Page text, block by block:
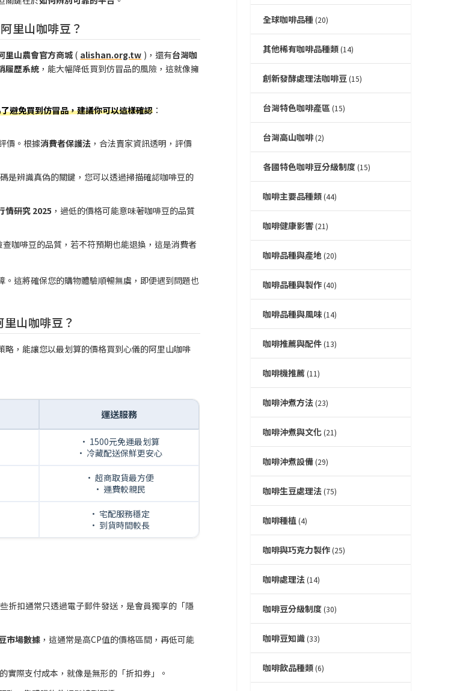
里山咖啡豆？
里山農會官方商城( alishan.org.tw )，還有台灣咖
履歷系統 ，能大幅降低買到仿冒品的風險，這就像擁
避免買到仿冒品，建議你可以這樣確認 ：
價。根據消費者保護法 ，合法賣家資訊透明，評價
是辨識真偽的關鍵，您可以透過掃描確認咖啡豆的
情研究 2025 ，過低的價格可能意味著咖啡豆的品質
咖啡豆的品質，若不符預期也能退換，這是消費者
這將確保您的購物體驗順暢無虞，即便遇到問題也
山咖啡豆？
，能讓您以最划算的價格買到心儀的阿里山咖啡
運送服務
• 1500元免運最划算
• 冷藏配送保鮮更安心
• 超商取貨最方便
• 運費較親民
• 宅配服務穩定
• 到貨時間較長
扣通常只透過電子郵件發送，是會員獨享的「隱
市場數據 ，這通常是高CP值的價格區間，再低可能
際支付成本，就像是無形的「折扣券」。
全球咖啡品種 (20)
其他稀有咖啡品種類(14)
創新發酵處理法咖啡豆(15)
台灣特色咖啡產區 (15)
台灣高山咖啡(2)
各國特色咖啡豆分級制度(15)
咖啡主要品種類(44)
咖啡健康影響(21)
咖啡品種與產地(20)
咖啡品種與製作(40)
咖啡品種與風味(14)
咖啡推薦與配件(13)
咖啡機推薦(11)
咖啡沖煮方法(23)
咖啡沖煮與文化(21)
咖啡沖煮設備(29)
咖啡生豆處理法(75)
咖啡種植 (4)
咖啡與巧克力製作(25)
咖啡處理法(14)
咖啡豆分級制度(30)
咖啡豆知識(33)
咖啡飲品種類(6)